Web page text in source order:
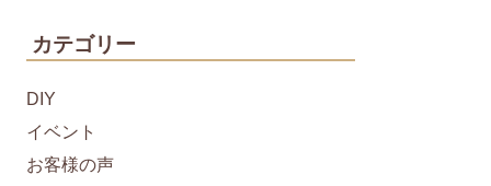
カテゴリー
DIY
イベント
お客様の声